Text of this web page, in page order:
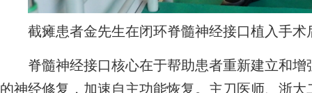
截瘫患者金先生在闭环脊髓神经接口植入手
脊髓神经接口核心在于帮助患者重新建立和增
的神经修复，加速自主功能恢复。主刀医师、浙